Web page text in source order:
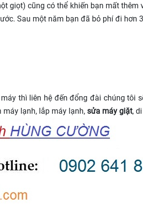
giọt) cũng có thể khiến bạn mất
Sau một năm bạn đã bỏ phí đi hơn
thì liên hệ đến đổng đài chúng tôi
máy lạnh, lắp máy lạnh, sửa máy giặt,